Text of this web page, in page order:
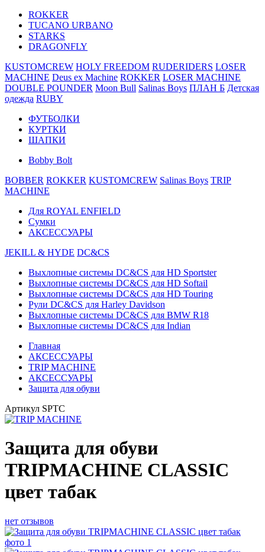
ROKKER
TUCANO URBANO
STARKS
DRAGONFLY
KUSTOMCREW HOLY FREEDOM RUDERIDERS LOSER
MACHINE Deus ex Machine ROKKER LOSER MACHINE
DOUBLE POUNDER Moon Bull Salinas Boys ПЛАН Б Детская
одежда RUBY
ФУТБОЛКИ
КУРТКИ
ШАПКИ
Bobby Bolt
BOBBER ROKKER KUSTOMCREW Salinas Boys TRIP
MACHINE
Для ROYAL ENFIELD
Сумки
АКСЕССУАРЫ
JEKILL & HYDE DC&CS
Выхлопные системы DC&CS для HD Sportster
Выхлопные системы DC&CS для HD Softail
Выхлопные системы DC&CS для HD Touring
Рули DC&CS для Harley Davidson
Выхлопные системы DC&CS для BMW R18
Выхлопные системы DC&CS для Indian
Главная
АКСЕССУАРЫ
TRIP MACHINE
АКСЕССУАРЫ
Защита для обуви
Артикул SPTC
Защита для обуви
TRIPMACHINE CLASSIC
цвет табак
нет отзывов